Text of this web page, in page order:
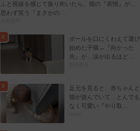
ふと視線を感じて振り向いたら、猫の『表情』が…
思わず笑う『まさかの…
2
ボールを口にくわえて運び
始めた子猫→『向かった
先』が…涙が出るほど…
3
足元を見ると、赤ちゃんと
猫が遊んでいて…とんでも
なく可愛い『やり取…